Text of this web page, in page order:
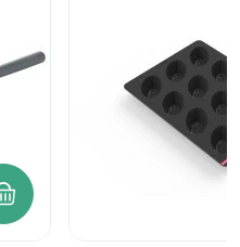
AJOUTER AU PANIER